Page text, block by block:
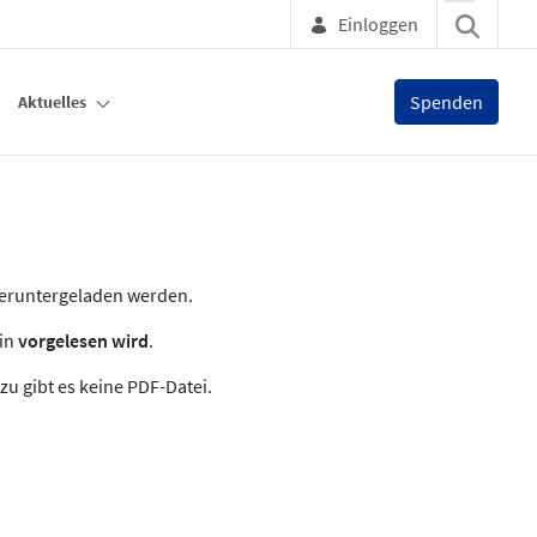
Einloggen
Aktuelles Spenden
werden.
vorgelesen wird.
gibt es keine PDF-Datei.